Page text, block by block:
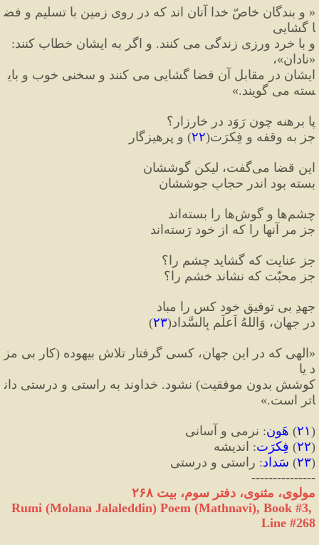
« و بندگان خاصّ خدا آنان اند که در روی زمین با تسلیم و فض
ا گشایی
و با خرد ورزی زندگی می کنند. و اگر به ایشان خطاب کنند:
«نادان»،
ایشان در مقابل آن فضا گشایی می کنند و سخنی خوب و بای
سته می گویند.»
پا برهنه چون رَوَد در خارزار؟
جز به وقفه و فِکرَت(۲۲) و پرهیزگار
این قضا می‌گفت، لیکن گوششان
بسته بود اندر حجابِ جوششان
چشم‌ها و گوش‌ها را بسته‌اند
جز مر آنها را که از خود رَسته‌اند
جز عنایت که گشاید چشم را؟
جز محبّت که نشاند خشم را؟
جهدِ بی توفیق خود کس را مباد
در جهان، وَاللهُ اَعلَم بِالسَّداد(۲۳)
«الهی که در این جهان، کسی گرفتار تلاش بیهوده (کار بی مز
د یا
کوشش بدون موفقیت) نشود. خداوند به راستی و درستی دان
اتر است.»
(۲۱) هَون: نرمی و آسانی
(۲۲) فِکرَت: اندیشه
(۲۳) سَداد: راستی و درستی
---------------
مولوی، مثنوی، دفتر سوم، بیت ۲۶۸
Rumi (Molana Jalaleddin) Poem (Mathnavi), Book #3,
Line #268